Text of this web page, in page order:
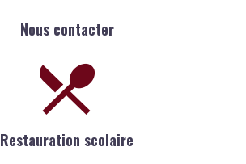
Nous contacter
Restauration scolaire